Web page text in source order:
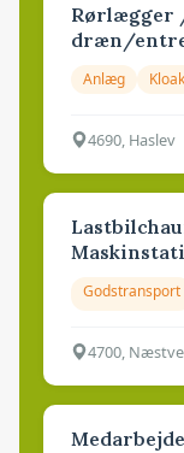
Rørlægger
dræn/
Anlæg Kloak
4690, Haslev
Godstransport
4700,